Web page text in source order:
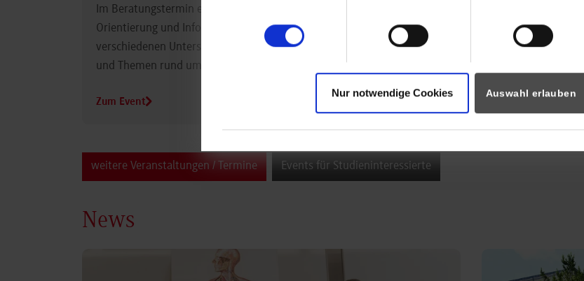
Nur notwendige Cookies Auswahl erlauben
Im Beratungstermin erhalten Studierende
Orientierung und Informationen zu
verschiedenen Unterstützungsmöglichkeiten
und Themen rund um das Studium.
Zum Event
Studierende
Zum Event
weitere Veranstaltungen / Termine Events für Studieninteressierte
News